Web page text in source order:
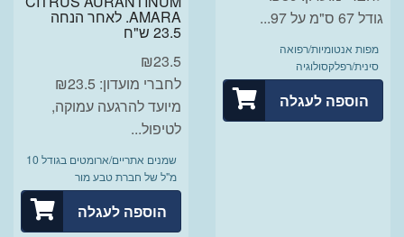
גודל 67 ס"מ על 97...
מפות אנטומיות/רפואה
סינית/רפלקסולוגיה
הוספה לעגלה
AMARA. לאחר הנחה
23.5 ש"ח
₪23.5
לחברי מועדון: ₪23.5
מיועד להרגעה עמוקה,
לטיפול...
שמנים אתריים/ארומטים בגודל 10
מ"ל של חברת טבע מור
הוספה לעגלה